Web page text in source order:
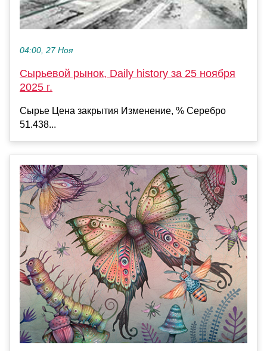
04:00, 27 Ноя
Сырьевой рынок, Daily history за 25 ноября
2025 г.
Сырье Цена закрытия Изменение, % Серебро
51.438...